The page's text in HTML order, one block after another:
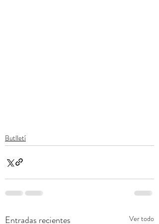
Butlletí
Entradas recientes Ver todo